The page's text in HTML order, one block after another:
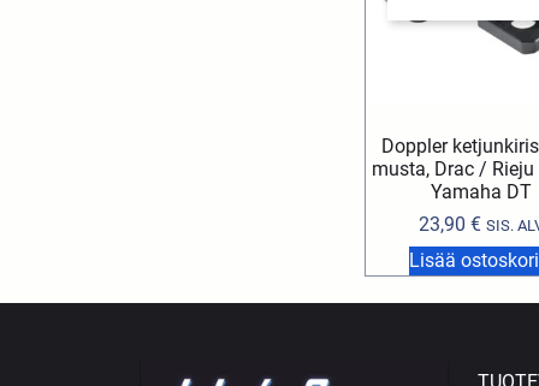
Doppler
musta, Drac / Rieju
Yamaha DT
23,90€ SIS.
Lisää